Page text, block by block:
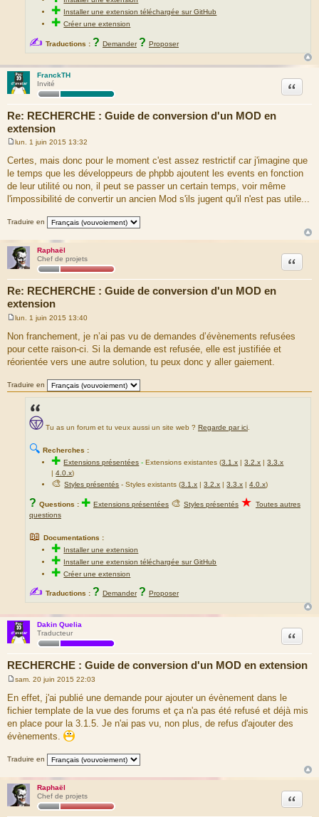
✚ Installer une extension téléchargée sur GitHub
✚Créer une extension
✍ Traductions : ? Demander ? Proposer
FranckTH
Invité
Re: RECHERCHE : Guide de conversion d'un MOD en
extension
Citation
e
s
s
a
g
e
lun. 1 juin 2015 13:32
Certes, mais donc pour le moment c'est assez restrictif car j'imagine que
le temps que les développeurs de phpbb ajoutent les events en fonction
de leur utilité ou non, il peut se passer un certain temps, voir même
l'impossibilité de convertir un ancien Mod s'ils jugent qu'il n'est pas utile...
Traduire en
Raphaël
Chef de projets
Re: RECHERCHE : Guide de conversion d'un MOD en
extension
Citation
s
s
g
lun. 1 juin 2015 13:40
Non franchement, je n’ai pas vu de demandes d’évènements refusées
pour cette raison-ci. Si la demande est refusée, elle est justifiée et
réorientée vers une autre solution, tu peux donc y aller gaiement.
Traduire en
Tu as un forum et tu veux aussi un site web ? Regarde par ici.
🔍 Recherches :
✚Extensions présentées -Extensions existantes (3.1.x |3.2.x |3.3.x
|4.0.x)
🎨Styles présentés - Styles existants (3.1.x |3.2.x |3.3.x |4.0.x)
? Questions : ✚ Extensions présentées 🎨 Styles présentés ★ Toutes autres
questions
📖 Documentations :
✚ Installer une extension
✚ Installer une extension téléchargée sur GitHub
✚Créer une extension
✍ Traductions : ? Demander ? Proposer
Dakin Quelia
Traducteur
RECHERCHE : Guide de conversion d'un MOD en extension
Citation
s
s
g
e
sam. 20 juin 2015 22:03
En effet, j'ai publié une demande pour ajouter un évènement dans le
fichier template de la vue des forums et ça n'a pas été refusé et déjà mis
en place pour la 3.1.5. Je n'ai pas vu, non plus, de refus d'ajouter des
évènements.
Traduire en
Raphaël
Chef de projets
Citation